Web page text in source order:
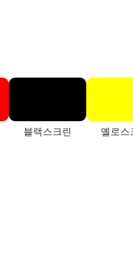
블랙스크린 옐로스